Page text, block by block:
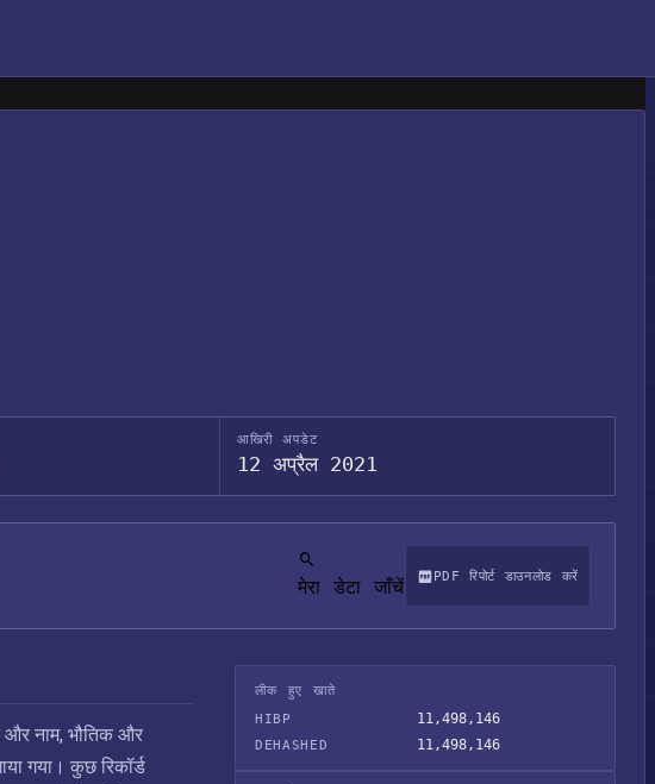
आखिरी अपडेट
12 अप्रैल 2021
मेरा डेटा जाँचें PDF रिपोर्ट डाउनलोड करें
और नाम, भौतिक और
गया। कुछ रिकॉर्ड
लीक हुए खाते
HIBP
11,498,146
DEHASHED 11,498,146